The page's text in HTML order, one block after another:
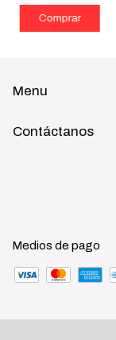
Menu
Contáctanos
Medios de pago